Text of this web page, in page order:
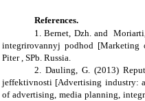
References.
1. Bernet, Dzh. and
integrirovannyj podhod [Marketing
Piter , SPb. Russia.
2. Dauling, G. (2013)
jeffektivnosti [Advertising industry:
of advertising, media planning,